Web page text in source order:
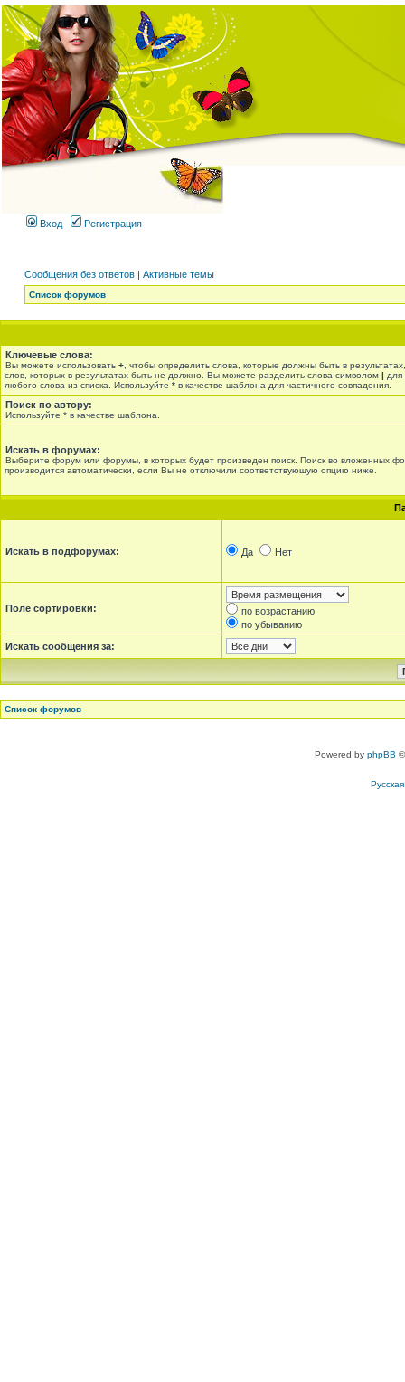
Вход Регистрация
Сообщения без ответов | Активные темы
Список форумов
Ключевые слова:
Вы можете использовать + , чтобы определить слова, которые должны быть в
слов, которых в результатах быть не должно. Вы можете разделить слова символом | для
любого слова из списка. Используйте * в качестве шаблона для частичного совпадения.
Поиск по автору:
Используйте * в качестве шаблона.
Искать в форумах:
Выберите форум или форумы, в которых будет произведен поиск. Поиск во вложенных
производится автоматически, если Вы не отключили соответствующую опцию ниже.
Искать в подфорумах: Да Нет
Поле сортировки:
по возрастанию
по убыванию
Искать сообщения за:
Список форумов
Powered by phpBB